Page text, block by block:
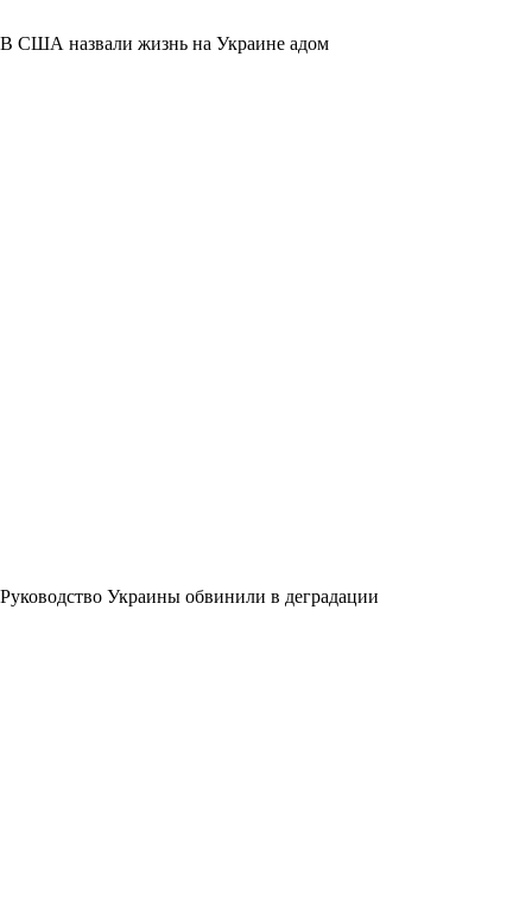
В США назвали жизнь на Украине адом
Руководство Украины обвинили в деградации